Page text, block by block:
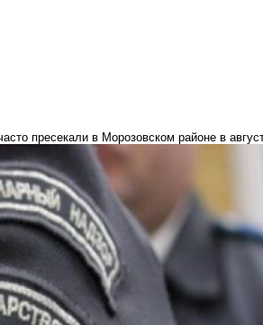
пресекали в Морозовском районе в